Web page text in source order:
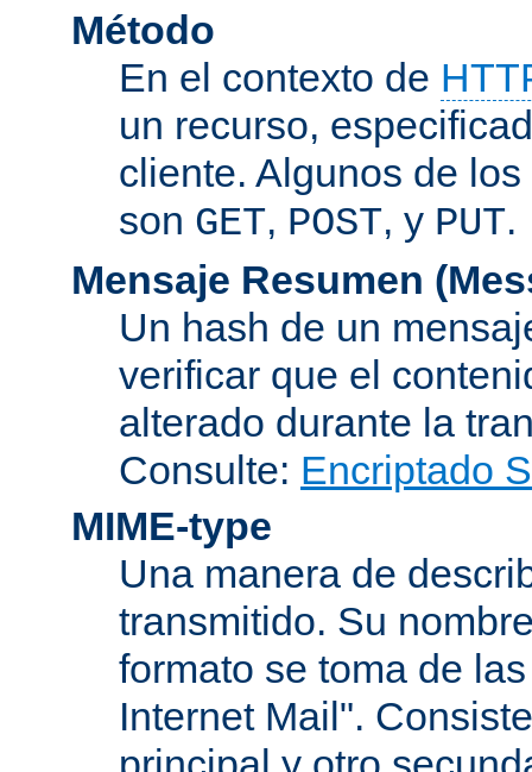
Método
En el contexto de
un recurso,
cliente. Algunos de
son GET, POST, y PUT.
Mensaje Resumen
Un hash de un
verificar que el
alterado durante la
Consulte: Encriptado
MIME-type
Una manera de
transmitido. Su
formato se toma de
Internet Mail".